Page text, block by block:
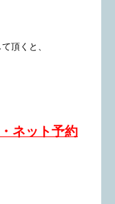
頂くと、
ネット予約